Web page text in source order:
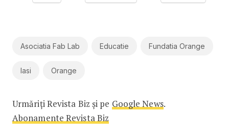
Asociatia Fab Lab Educatie Fundatia Orange
Iasi Orange
Urmăriți Revista Biz și pe Google News.
Abonamente Revista Biz